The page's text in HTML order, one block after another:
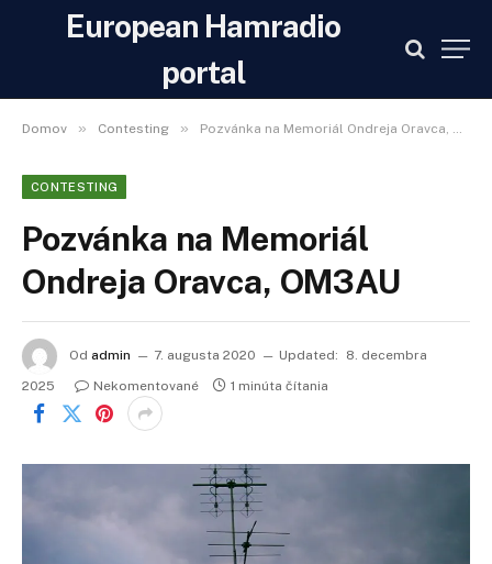
European Hamradio
portal
Domov » Contesting » Pozvánka na Memoriál Ondreja Oravca, OM3AU
CONTESTING
Pozvánka na Memoriál
Ondreja Oravca, OM3AU
Od admin 7. augusta 2020 Updated:
8. decembra
2025
Nekomentované 1 minúta čítania